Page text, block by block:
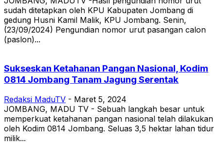
sudah ditetapkan oleh KPU Kabupaten Jombang di
gedung Husni Kamil Malik, KPU Jombang. Senin,
(23/09/2024) Pengundian nomor urut pasangan calon
(paslon)...
Sukseskan Ketahanan Pangan Nasional, Kodim
0814 Jombang Tanam Jagung Serentak
Redaksi MaduTV - Maret 5, 2024
JOMBANG, MADU TV - Sebuah langkah besar untuk
memperkuat ketahanan pangan nasional telah dilakukan
oleh Kodim 0814 Jombang. Seluas 3,5 hektar lahan tidur
milik...